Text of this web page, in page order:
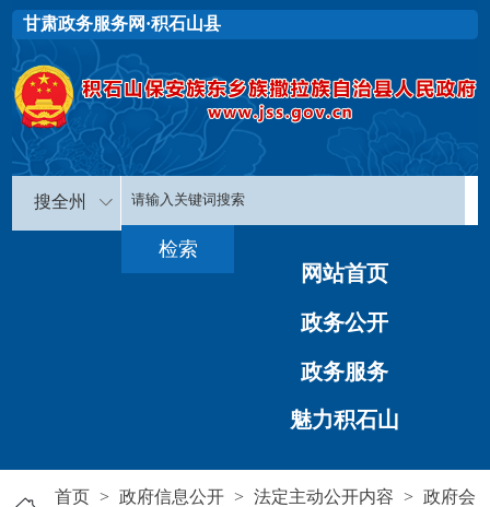
甘肃政务服务网·积石山县
搜全州
网站首页
政务公开
政务服务
魅力积石山
首页 > 政府信息公开 > 法定主动公开内容 > 政府会